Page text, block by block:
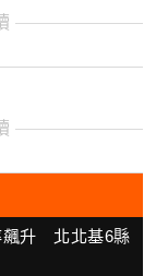
飆升 北北基6縣